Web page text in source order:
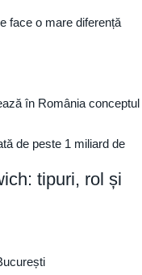
face o mare diferență
în România conceptul
de peste 1 miliard de
tipuri, rol și